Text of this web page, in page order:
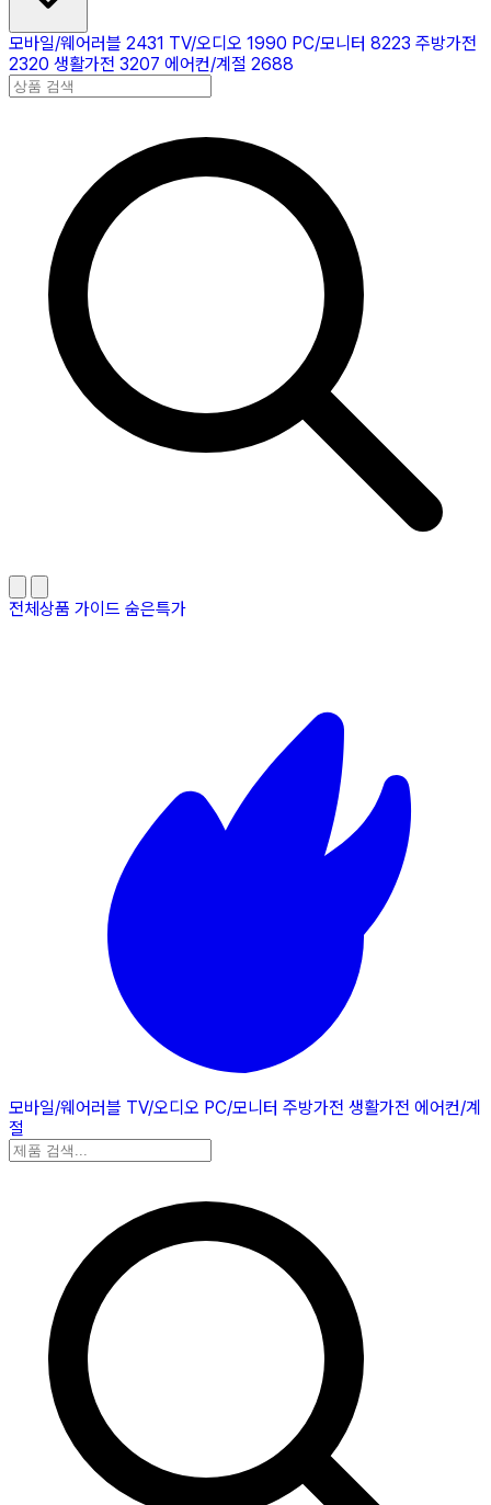
모바일/웨어러블 2431 TV/오디오 1990 PC/모니터 8223 주방가전
2320 생활가전 3207 에어컨/계절 2688
전체상품 가이드 숨은특가
모바일/웨어러블 TV/오디오 PC/모니터 주방가전 생활가전 에어컨/계
절